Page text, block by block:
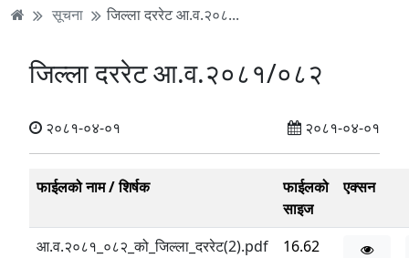
सूचना जिल्ला दररेट आ.व.२०८...
जिल्ला दररेट आ.व.२०८१/०८२
२०८१-०४-०१ २०८१-०४-०१
फाईलको नाम / शिर्षक
फाईलको
साइज
एक्सन
आ.व.२०८१_०८२_को_जिल्ला_दररेट(2).pdf
16.62